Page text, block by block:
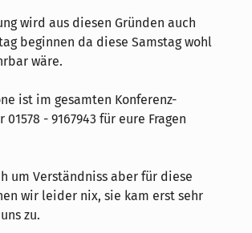
wird aus diesen Gründen auch
beginnen da diese Samstag wohl
wäre.
ist im gesamten Konferenz-
- 9167943 für eure Fragen
um Verständniss aber für diese
wir leider nix, sie kam erst sehr
zu.